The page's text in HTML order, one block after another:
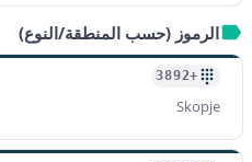
الرموز (حسب المنطقة/النوع)
+3892
Skopje